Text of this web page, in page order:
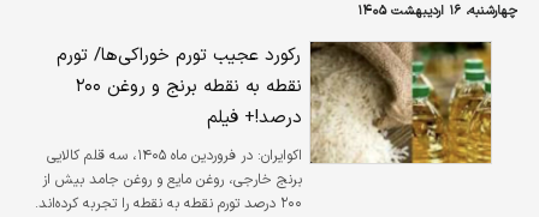
چهارشنبه، ۱۶ اردیبهشت ۱۴۰۵
رکورد عجیب تورم خوراکی‌ها/ تورم
نقطه به نقطه برنج و روغن ۲۰۰
درصد!+ فیلم
اکوایران:
در فروردین ماه ۱۴۰۵، سه قلم کالایی
برنج خارجی، روغن مایع و روغن جامد بیش از
۲۰۰ درصد تورم نقطه به نقطه را تجربه کرده‌اند.